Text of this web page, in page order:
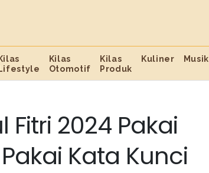
Kilas
Lifestyle
Kilas
Otomotif
Kilas
Produk
Kuliner Musik
2024 Pakai
Kata Kunci